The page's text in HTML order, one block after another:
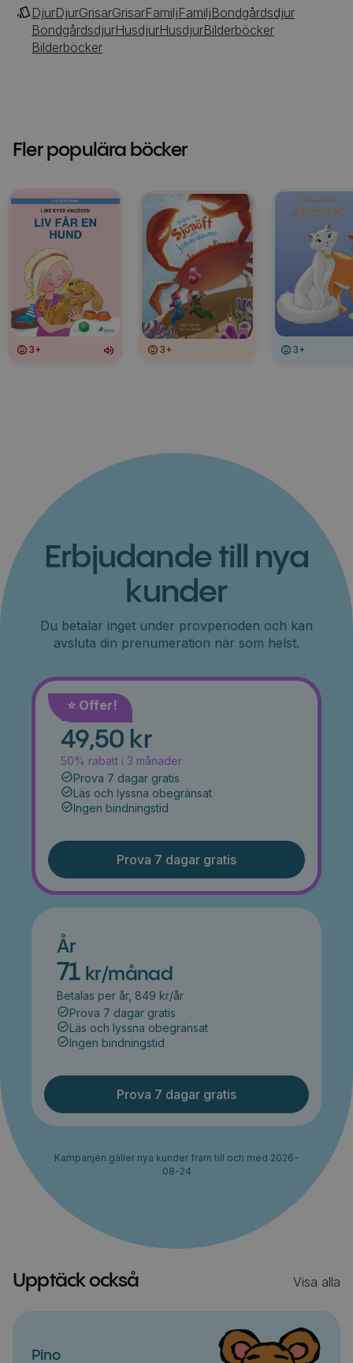
DjurDjurGrisarGrisarFamiljFamiljBondgårdsdjur
BondgårdsdjurHusdjurHusdjurBilderböcker
Bilderböcker
Fler populära böcker
3+ 3+ 3+
Erbjudande till nya
kunder
Du betalar inget under provperioden och kan
avsluta din prenumeration när som helst.
⭐️ Offer!
Månad
49,50 kr
50% rabatt i 3 månader
Prova 7 dagar gratis
Läs och lyssna obegränsat
Ingen bindningstid
Prova 7 dagar gratis
År
71 kr/månad
Betalas per år, 849 kr/år
Prova 7 dagar gratis
Läs och lyssna obegränsat
Ingen bindningstid
Prova 7 dagar gratis
Kampanjen gäller nya kunder fram till och med 2026-
08-24
Upptäck också Visa alla
Pino